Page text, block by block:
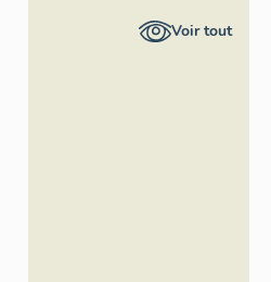
Provence-Voir tout